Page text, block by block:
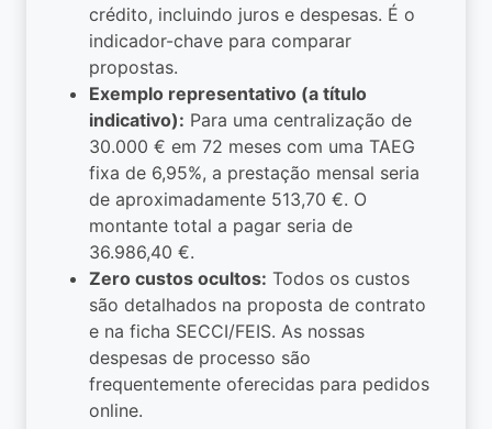
crédito, incluindo juros e despesas. É o
indicador-chave para comparar
propostas.
Exemplo representativo (a título
indicativo): Para uma centralização de
30.000 € em 72 meses com uma TAEG
fixa de 6,95%, a prestação mensal seria
de aproximadamente 513,70 €. O
montante total a pagar seria de
36.986,40 €.
Zero custos ocultos: Todos os custos
são detalhados na proposta de contrato
e na ficha SECCI/FEIS. As nossas
despesas de processo são
frequentemente oferecidas para pedidos
online.